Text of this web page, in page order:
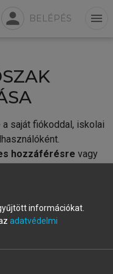
person BELÉPÉS menu
saját fiókoddal, iskolai
hozzáférésre vagy
új fiókot.
automatikusan
információkat.
adatvédelmi